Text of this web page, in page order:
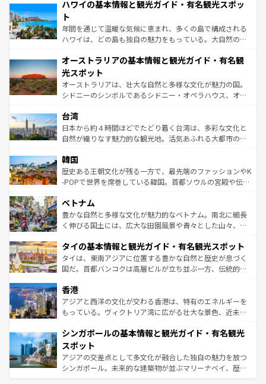
着のスイス情報はコンテンツ一覧を参照してほしい。
のような巨大都市は、観光、ショッピング、エンターテイ
ンメントが詰まった刺激的なスポットだ。一方、アメリカ
西部には大自然が広がり、グランドキャニオンやイエロー
ストーン国立公園といった絶景が堪能できる。さらに、南
文化が魅力。旅行者はアメリカの各地域で異なる魅力を楽
しみながら、その多様性と豊かな歴史を感じることができ
るだろう。車でのロードトリップや列車の旅も、アメリカ
ならではの贅沢な旅のスタイルだ。 なお、新着のアメリカ
情報は コンテンツ一覧 を参照してほしい。
ハワイの基本情報と観光ガイド・有名観光スポッ
ト
年間を通じて温暖な気候に恵まれ、多くの島で構成される
ハワイは、どの島も独自の魅力をもっている。大自然の神
ワイ島は見逃せない。また、定番の観光地といえばオアフ
島だが、静かな自然を求めるならマウイ島やカウアイ島が
おすすめ。エメラルドグリーンに輝く海をはじめ、豊かな
文化や歴史が息づいている。「アロハスピリット」と呼ば
人々、おいしいローカルフードやハワイアンミュージッ
ク、伝統的なフラダンスなど、すべてがハワイの魅力を彩
っている。訪れるたびに新しい発見と感動が待っているハ
はコンテンツ一覧
オーストラリアの基本情報と観光ガイド・有名観
光スポット
オーストラリアは、壮大な自然と多様な文化が魅力の国。
シドニーのシンボルであるシドニー・オペラハウス、オー
リアリーフや大陸中央部にそびえるウルル（エアーズロッ
ク）、タスマニアの美しい原生林やケアンズの熱帯雨林な
ど、見どころがたくさん。また、カフェやワイン、オージ
いる。アクティビティも充実しており、サーフィンやダイ
ビング、ハイキングなど、アウトドア好きにはたまらな
い。オーストラリアの多彩な魅力を存分に味わいつくそ
参照してほしい。
台湾
日本から約４時間ほどでたどり着く台湾は、多彩な文化と
自然が織りなす魅力的な観光地。活気あふれる大都市の台
ン）、静ひつな山岳地帯である台湾東部など、都市の喧騒
と山間の静けさが共存しており、訪れる人に新しい発見と
驚きをもたらしてくれる。また、奥深い台湾の食文化も魅
容にもいいと評判のスイーツなど、バラエティ豊かな料理
が味わえる。 なお、新着の台湾情報は コンテンツ一覧を参
照してほしい。
韓国
歴史ある王朝文化が残る一方で、最先端のファッションやK
-POPで世界を席巻している韓国。首都ソウルの宮殿や伝統
き、地方に足を延ばせば四季折々の自然美を楽しむことが
できる。そして、キムチや焼肉、絶品のストリートフード
まで、さまざまな韓国料理が待っている。夜には、韓国な
リティに包まれながら、韓国の多彩な魅力を心ゆくまで味
わってみてほしい。 なお、新着の韓国情報はコンテンツ一
覧を参照してほしい。
ベトナム
豊かな自然と多様な文化が魅力的なベトナム。南北に細長
く伸びる国土には、広大な田園風景や青々とした山々、世
急速な発展と共に伝統が息づく。ハノイの古い町並みやホ
ーチミン市のフランス統治時代の建物も、独特の雰囲気を
醸し出している。また、バラエティの豊かさとおいしさで
とつ。フォーやバインミー、ベトナムコーヒーなどは、ぜ
ひ現地で味わいたい。どの地域を訪れてもあたたかい人々
が旅行者を迎えてくれるので、きっと忘れられない旅にな
参照してほしい。
タイの基本情報と観光ガイド・有名観光スポット
タイは、東南アジアに位置する豊かな自然と歴史が息づく
国だ。首都バンコクは高層ビルが立ち並ぶ一方、伝統的な
の活気が交差している。北部ではチェンマイなどの山岳地
帯で自然と触れ合い、南部ではプーケットやクラビの美し
いビーチでリゾート気分を楽しむことができる。タイ料理
激する。気候は一年中温暖で、どの季節にも異なる楽しみ
が待っている。親しみやすいタイの人々、仏教を中心とし
た文化、そして多様な観光資源が、訪れる旅人を魅了し続
ける。 なお、新着のタイ情報はコンテンツ一覧を参照して
香港
アジアと西洋の文化が交わる香港は、特有のエネルギーを
もっている。ヴィクトリア湾に広がる壮大な景色、近未来
み、どこを訪れても感動するはず。観光スポットが密集し
ており、効率よく見どころを回れるのも魅力。息をのむよ
うな絶景から文化的な体験まで、香港を存分に楽しみ尽く
そう。 なお、新着の香港情報はコンテンツ一覧を参照して
シンガポールの基本情報と観光ガイド・有名観光
スポット
アジアの交差点として多文化が融合した独自の魅力を放つ
シンガポール。未来的な建築物が並ぶマリーナベイ、歴史